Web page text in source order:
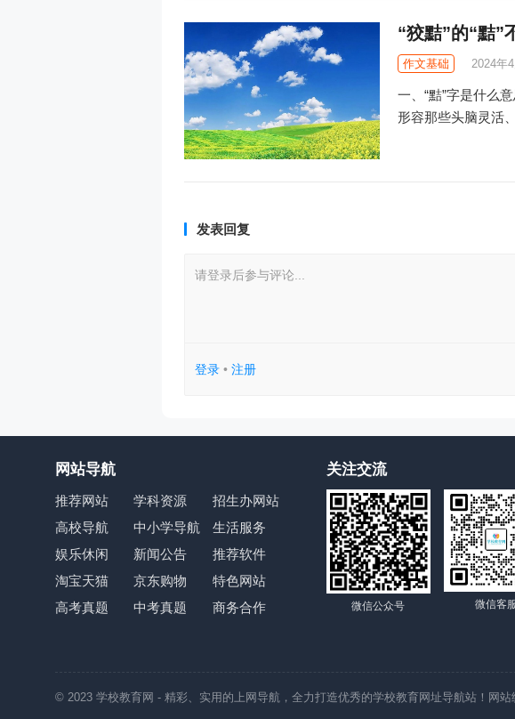
“狡黠”的“黠”
作文基础 2024年
一、“黠”字是什么
形容那些头脑灵活
发表回复
请登录后参与评论...
登录 • 注册
网站导航
推荐网站 学科资源
招生办网站
高校导航
中小学导航
生活服务
娱乐休闲
新闻公告
推荐软件
淘宝天猫
京东购物
特色网站
高考真题
中考真题 商务合作
关注交流
微信公众号 微信客
© 2023 学校教育网 - 精彩、实用的上网导航，全力打造优秀的学校教育网址导航站！ 网站